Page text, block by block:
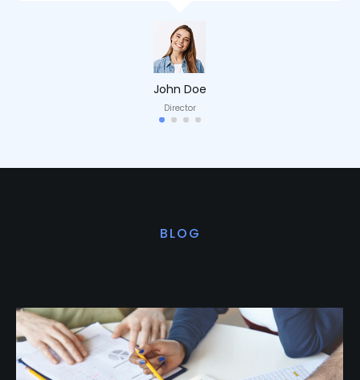
John Doe
Director
BLOG